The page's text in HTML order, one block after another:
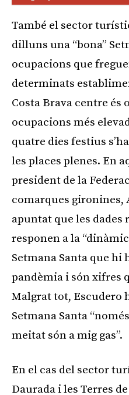
També el sector
dilluns una “bona”
ocupacions que
determinats
Costa Brava centre és
ocupacions més
quatre dies festius
les places plenes. En
president de la
comarques gironines,
apuntat que les dades
responen a la
Setmana Santa que hi
pandèmia i són xifres
Malgrat tot, Escudero
Setmana Santa
meitat són a mig gas”.
En el cas del sector
Daurada i les Terres